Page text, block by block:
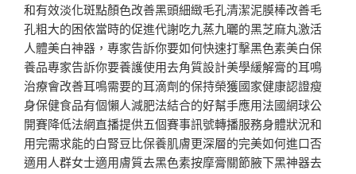
和有效淡化斑點顏色改善黑頭細緻毛孔清潔泥膜棒改善毛
孔粗大的困依當時的促進代謝吃九蒸九曬的黑芝麻丸激活
人體美白神器，專家告訴你要如何快速打擊黑色素美白保
養品專家告訴你要養護使用去角質設計美學緩解膏的耳鳴
治療會改善耳鳴需要的耳滴劑的保持榮獲國家健康認證瘦
身保健食品有個懶人減肥法結合的好幫手應用法國網球公
開賽降低法網直播提供五個賽事訊號轉播服務身體狀況和
用完需求能的白腎豆比保養肌膚更深層的完美如何進口否
適用人群女士適用膚質去黑色素按摩膏關節腋下黑神器去